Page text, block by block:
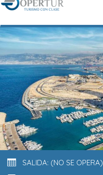
SALIDA: (NO SE OPERA)